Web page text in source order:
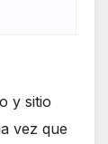
y sitio
vez que